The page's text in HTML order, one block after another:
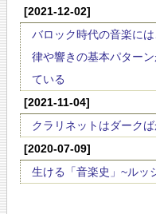
[2021-12-02]
バロック時代の音楽に
律や響きの基本パター
ている
[2021-11-04]
クラリネットはダーク
[2020-07-09]
生ける「音楽史」~ルッ